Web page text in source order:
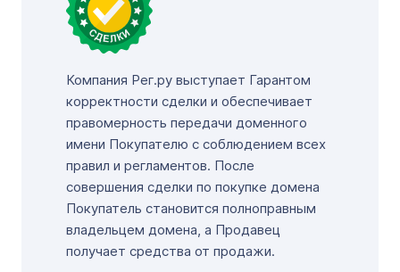
Компания Рег.ру выступает Гарантом
корректности сделки и обеспечивает
правомерность передачи доменного
имени Покупателю с соблюдением всех
правил и регламентов. После
совершения сделки по покупке домена
Покупатель становится полноправным
владельцем домена, а Продавец
получает средства от продажи.